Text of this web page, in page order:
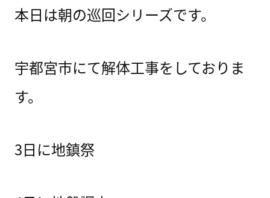
本日は朝の巡回シリーズです。
宇都宮市にて解体工事をしておりま
す。
3日に地鎮祭